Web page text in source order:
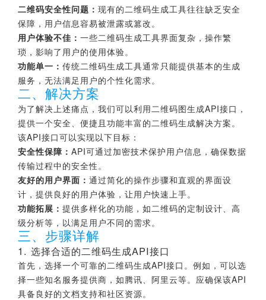
二维码安全性问题： 现有的二维码生成工具往往缺乏安全
保障，用户信息容易被泄露或篡改。
用户体验不佳： 一些二维码生成工具界面复杂，操作繁
琐，影响了用户的使用体验。
功能单一： 传统二维码生成工具通常只能提供基本的生成
服务，无法满足用户的个性化需求。
二、解决方案
为了解决上述痛点，我们可以利用二维码图生成API接口，
提供一个安全、便捷且功能丰富的二维码生成解决方案。
该API接口可以实现以下目标：
安全性保障： API可通过加密技术保护用户信息，确保数据
传输过程中的安全性。
友好的用户界面： 通过简化的操作步骤和直观的界面设
计，提供良好的用户体验，让用户快速上手。
功能拓展： 提供多样化的功能，如二维码的定制设计、高
级分析等，以满足用户不同的需求。
三、步骤详解
1. 选择合适的二维码生成API接口
首先，选择一个可靠的二维码生成API接口。例如，可以选
择一些知名服务提供商，如腾讯、阿里云等。应确保该API
具备良好的文档支持和社区资源。